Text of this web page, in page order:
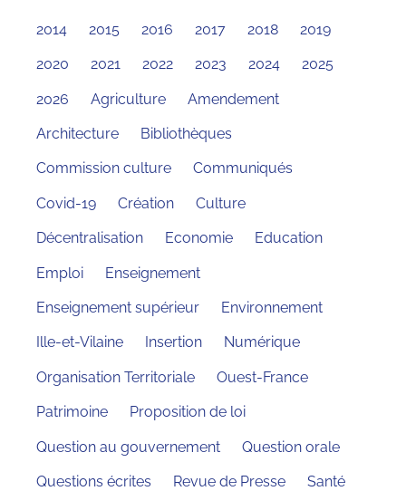
2014 2015 2016 2017 2018 2019
2020 2021 2022 2023 2024 2025
2026 Agriculture Amendement
Architecture Bibliothèques
Commission culture Communiqués
Covid-19 Création Culture
Décentralisation Economie Education
Emploi Enseignement
Enseignement supérieur Environnement
Ille-et-Vilaine Insertion Numérique
Organisation Territoriale Ouest-France
Patrimoine Proposition de loi
Question au gouvernement Question orale
Questions écrites Revue de Presse Santé